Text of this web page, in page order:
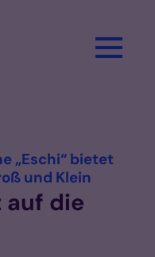
„Eschi“ bietet
und Klein
auf die